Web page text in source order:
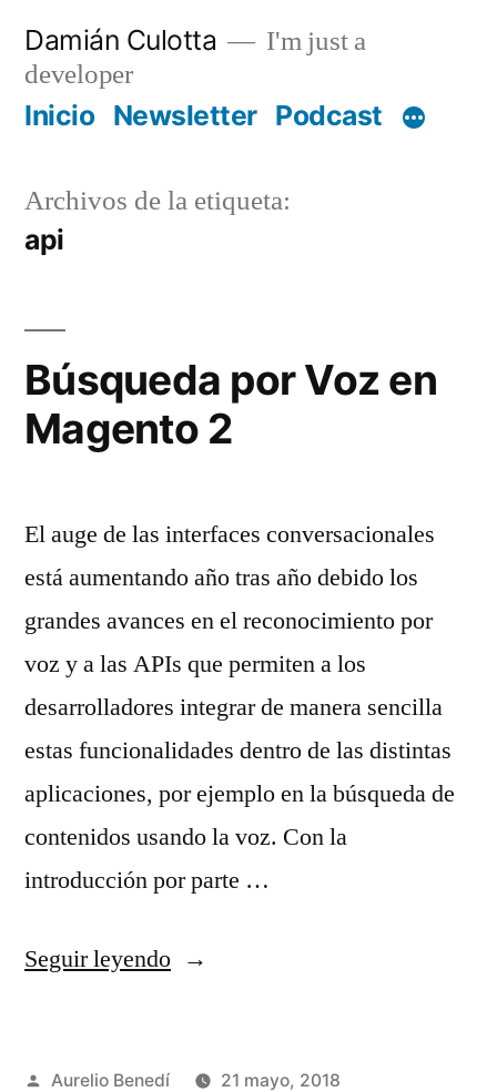
contenido
Damián Culotta
I'm just a
developer
Inicio Newsletter Podcast
Archivos de la etiqueta:
api
Búsqueda por Voz en
Magento 2
El auge de las interfaces conversacionales
está aumentando año tras año debido los
grandes avances en el reconocimiento por
voz y a las APIs que permiten a los
desarrolladores integrar de manera sencilla
estas funcionalidades dentro de las distintas
aplicaciones, por ejemplo en la búsqueda de
contenidos usando la voz. Con la
introducción por parte …
Seguir leyendo«Búsqueda
Publicado
Aurelio Benedí
21 mayo, 2018